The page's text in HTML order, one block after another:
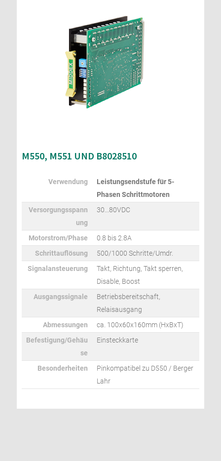
M550, M551 UND B8028510
Verwendung
Leistungsendstufe für 5-
Phasen Schrittmotoren
Versorgungsspann
ung
30...80VDC
Motorstrom/Phase
0.8 bis 2.8A
Schrittauflösung
500/1000 Schritte/Umdr.
Signalansteuerung
Takt, Richtung, Takt sperren,
Disable, Boost
Ausgangssignale
Betriebsbereitschaft,
Relaisausgang
Abmessungen
ca. 100x60x160mm (HxBxT)
Befestigung/Gehäu
se
Einsteckkarte
Besonderheiten
Pinkompatibel zu D550 / Berger
Lahr